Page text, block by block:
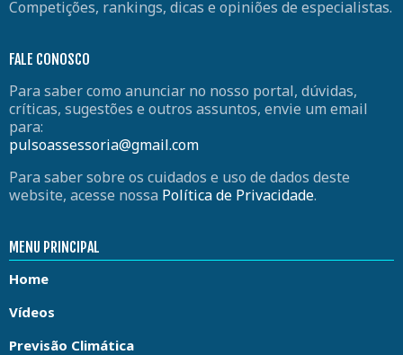
Competições, rankings, dicas e opiniões de especialistas.
FALE CONOSCO
Para saber como anunciar no nosso portal, dúvidas,
críticas, sugestões e outros assuntos, envie um email
para:
pulsoassessoria@gmail.com
Para saber sobre os cuidados e uso de dados deste
website, acesse nossa Política de Privacidade.
MENU PRINCIPAL
Home
Vídeos
Previsão Climática